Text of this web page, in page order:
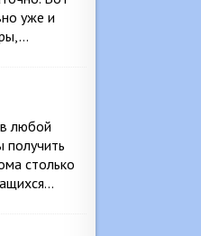
уже и
любой
получить
столько